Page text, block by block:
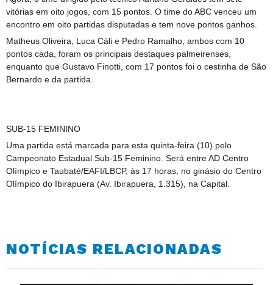
vitórias em oito jogos, com 15 pontos. O time do ABC venceu um
encontro em oito partidas disputadas e tem nove pontos ganhos.
Matheus Oliveira, Luca Cáli e Pedro Ramalho, ambos com 10
pontos cada, foram os principais destaques palmeirenses,
enquanto que Gustavo Finotti, com 17 pontos foi o cestinha de São
Bernardo e da partida.
SUB-15 FEMININO
Uma partida está marcada para esta quinta-feira (10) pelo
Campeonato Estadual Sub-15 Feminino. Será entre AD Centro
Olímpico e Taubaté/EAFI/LBCP, às 17 horas, no ginásio do Centro
Olímpico do Ibirapuera (Av. Ibirapuera, 1.315), na Capital.
NOTÍCIAS RELACIONADAS